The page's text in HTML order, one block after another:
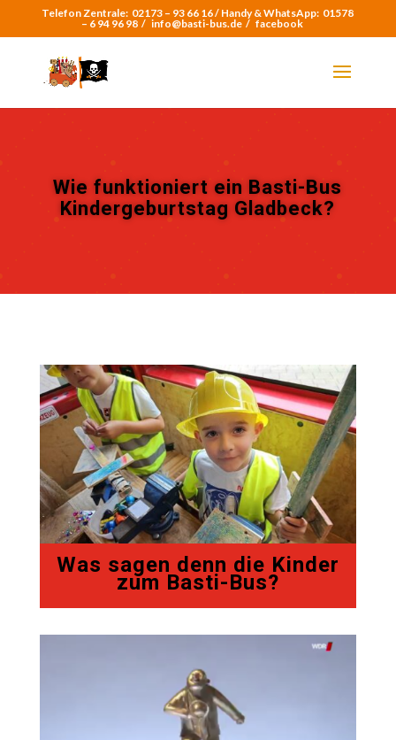
Telefon Zentrale: 02173 – 93 66 16 / Handy & WhatsApp: 01578
– 6 94 96 98 / info@basti-bus.de / facebook
Wie funktioniert ein Basti-Bus
Kindergeburtstag Gladbeck?
Was sagen denn die Kinder
zum Basti-Bus?